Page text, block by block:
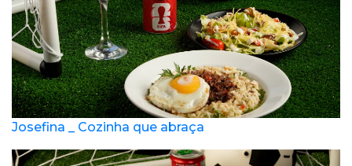
Josefina _ Cozinha que abraça